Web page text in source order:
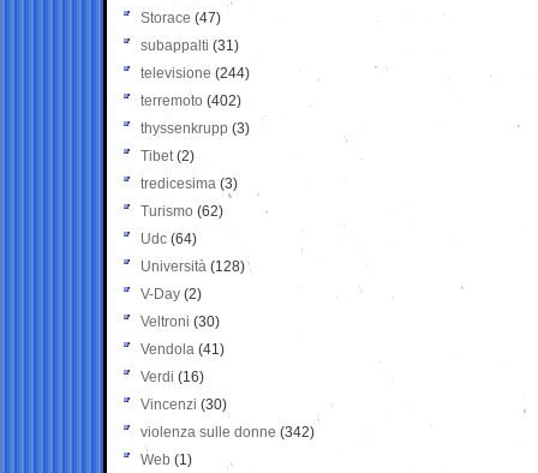
Storace (47)
subappalti (31)
televisione(244)
terremoto (402)
thyssenkrupp (3)
Tibet(2)
tredicesima (3)
Turismo (62)
Udc (64)
Università (128)
V-Day (2)
Veltroni (30)
Vendola (41)
Verdi (16)
Vincenzi (30)
violenza sulle donne (342)
Web (1)